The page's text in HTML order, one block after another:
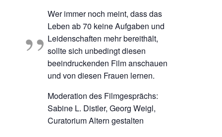
Wer immer noch meint, dass das
Leben ab 70 keine Aufgaben und
Leidenschaften mehr bereithält,
sollte sich unbedingt diesen
beeindruckenden Film anschauen
und von diesen Frauen lernen.
Moderation des Filmgesprächs:
Sabine L. Distler, Georg Weigl,
Curatorium Altern gestalten